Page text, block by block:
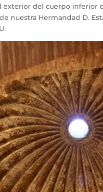
exterior del cuerpo inferior
nuestra Hermandad D.